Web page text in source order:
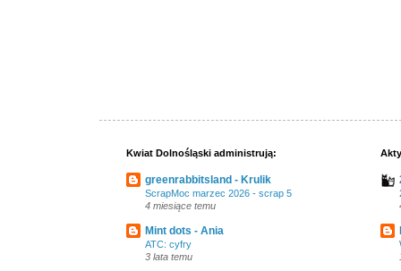
Kwiat Dolnośląski administrują:
greenrabbitsland - Krulik
ScrapMoc marzec 2026 - scrap 5
4 miesiące temu
Mint dots - Ania
ATC: cyfry
3 lata temu